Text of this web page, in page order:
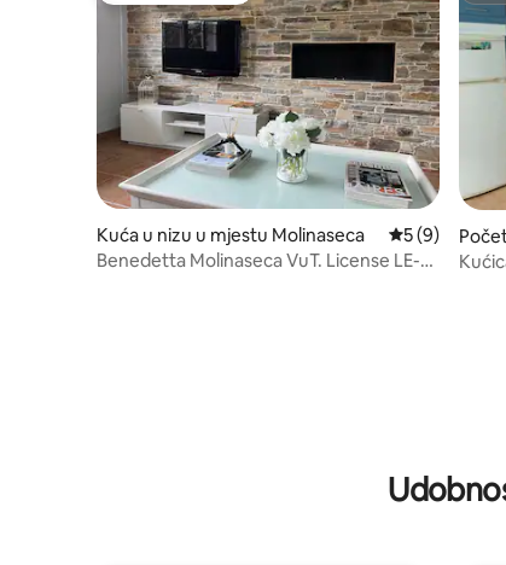
Kuća u nizu u mjestu Molinaseca prosječna
5 (9)
Benedetta Molinaseca VuT. License LE-